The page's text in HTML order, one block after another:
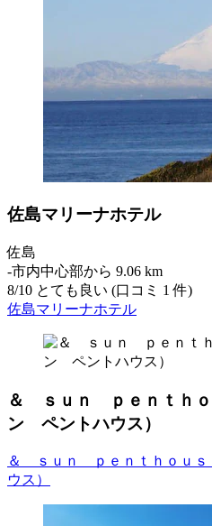
佐島マリーナホテル
佐島
‐市内中心部から 9.06 km
8/10 とても良い (口コミ 1 件)
佐島マリーナホテル
＆ ｓｕｎ ｐｅｎｔｈ
ン ペントハウス）
＆ ｓｕｎ ｐｅｎｔｈｏｕ
ウス）